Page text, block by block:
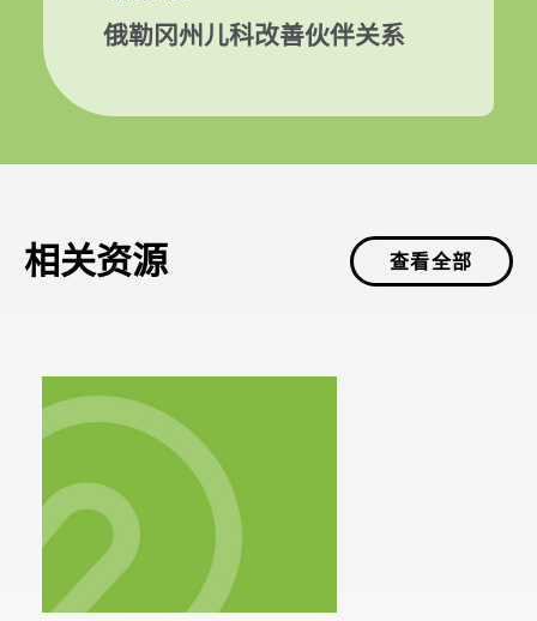
俄勒冈州儿科改善伙伴关系
相关资源 查看全部